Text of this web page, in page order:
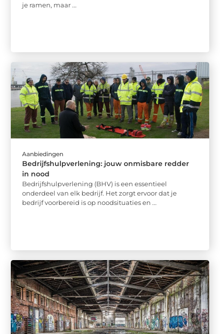
je ramen, maar ...
Aanbiedingen
Bedrijfshulpverlening: jouw onmisbare redder
in nood
Bedrijfshulpverlening (BHV) is een essentieel
onderdeel van elk bedrijf. Het zorgt ervoor dat je
bedrijf voorbereid is op noodsituaties en ...